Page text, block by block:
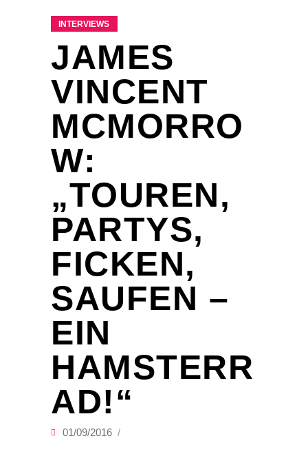
INTERVIEWS
JAMES
VINCENT
MCMORRO
W:
„TOUREN,
PARTYS,
FICKEN,
SAUFEN –
EIN
HAMSTERR
AD!“
01/09/2016